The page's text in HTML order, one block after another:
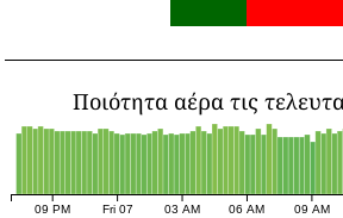
Ποιότητα αέρα τις
09 PM Fri 07 03 AM 06 AM 09 AM